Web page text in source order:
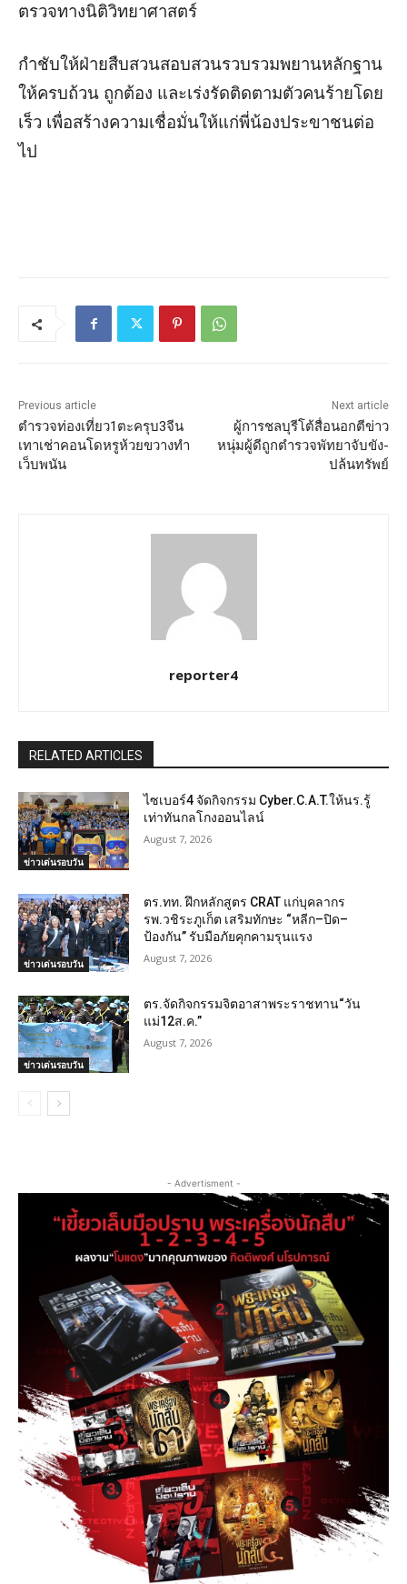
ตรวจทางนิติวิทยาศาสตร์
กำชับให้ฝ่ายสืบสวนสอบสวนรวบรวมพยานหลักฐาน
ให้ครบถ้วน ถูกต้อง และเร่งรัดติดตามตัวคนร้ายโดย
เร็ว เพื่อสร้างความเชื่อมั่นให้แก่พี่น้องประขาชนต่อ
ไป
Previous article
ตำรวจท่องเที่ยว1ตะครุบ3จีน
เทาเช่าคอนโดหรูห้วยขวางทำ
เว็บพนัน
Next article
ผู้การชลบุรีโต้สื่อนอกตีข่าว
หนุ่มผู้ดีถูกตำรวจพัทยาจับขัง-
ปล้นทรัพย์
reporter4
RELATED ARTICLES
ข่าวเด่นรอบวัน
ไซเบอร์4 จัดกิจกรรม Cyber.C.A.T.ให้นร.รู้
เท่าทันกลโกงออนไลน์
August 7, 2026
ข่าวเด่นรอบวัน
ตร.ทท. ฝึกหลักสูตร CRAT แก่บุคลากร
รพ.วชิระภูเก็ต เสริมทักษะ “หลีก–ปิด–
ป้องกัน” รับมือภัยคุกคามรุนแรง
August 7, 2026
ข่าวเด่นรอบวัน
ตร.จัดกิจกรรมจิตอาสาพระราชทาน“วัน
แม่12ส.ค.”
August 7, 2026
- Advertisment -